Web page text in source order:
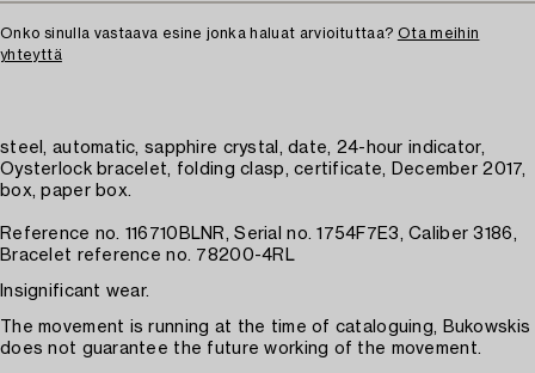
Onko sinulla vastaava esine jonka haluat arvioituttaa? Ota meihin
yhteyttä
steel, automatic, sapphire crystal, date, 24-hour indicator,
Oysterlock bracelet, folding clasp, certificate, December 2017,
box, paper box.
Reference no. 116710BLNR, Serial no. 1754F7E3, Caliber 3186,
Bracelet reference no. 78200-4RL
Insignificant wear.
The movement is running at the time of cataloguing, Bukowskis
does not guarantee the future working of the movement.